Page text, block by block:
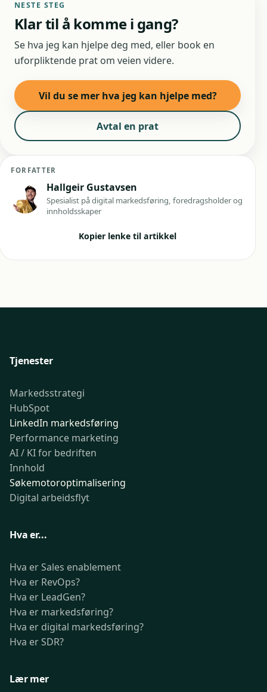
NESTE STEG
Klar til å komme i gang?
Se hva jeg kan hjelpe deg med, eller book en
uforpliktende prat om veien videre.
Vil du se mer hva jeg kan hjelpe med?
Avtal en prat
FORFATTER
Hallgeir Gustavsen
Spesialist på digital markedsføring, foredragsholder og
innholdsskaper
Kopier lenke til artikkel
Tjenester
Markedsstrategi
HubSpot
LinkedIn markedsføring
Performance marketing
AI / KI for bedriften
Innhold
Søkemotoroptimalisering
Digital arbeidsflyt
Hva er...
Hva er Sales enablement
Hva er RevOps?
Hva er LeadGen?
Hva er markedsføring?
Hva er digital markedsføring?
Hva er SDR?
Lær mer